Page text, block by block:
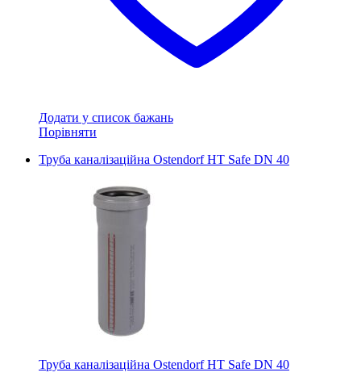
Додати у список бажань
Порівняти
Труба каналізаційна Ostendorf HT Safe DN 40
Труба каналізаційна Ostendorf HT Safe DN 40